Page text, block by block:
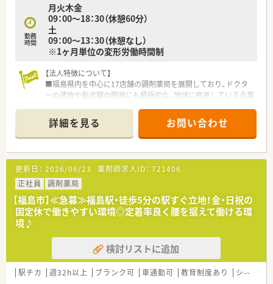
勤務
時間
月火木金
09：00～18：30（休憩60分）
土
09：00～13：30（休憩なし）
※1ヶ月単位の変形労働時間制
【法人特徴について】
■福島県内を中心に17店舗の調剤薬局を展開しており、ドクタ
ーの誘致や新店舗の開発にも積極的な、地域に根差している企業
■クリニックの門前展開を主軸として経営しており、地域住民の
健康を支えるパートナーとして、安定した基盤を築き上げている
法人です。
■中途採用者が主軸となって幅広い年代のスタッフが活躍して
おり、店舗間の応援体制も整っているため、柔軟な運営がなされ
ています。
【店舗情報と応需状況について】
■福島駅から徒歩15分ほどの場所に位置しており、お車での通
勤はもちろん、公共交通機関を利用した通勤も非常に便利な立地
■近隣の医療機関より泌尿器科や皮膚科、内科、婦人科、産科な
ど多彩な処方箋を応需しており、幅広い知識を習得できる環境で
す。
■薬剤師は常勤2名体制で運営されており、座りカウンターでの
詳細を見る お問い合わせ
更新日： 2026/06/23 薬剤師求人ID： 721406
正社員
調剤薬局
【福島市】≪急募≫福島駅・徒歩5分の駅すぐ立地！金・日祝の
固定休で働きやすい環境◎定着率良く腰を据えて働ける環
境♪
検討リストに追加
駅チカ 週32h以上 ブランク可 車通勤可 教育制度あり シフト制